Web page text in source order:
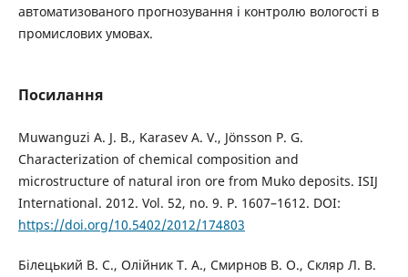
автоматизованого прогнозування і контролю вологості в
промислових умовах.
Посилання
Muwanguzi A. J. B., Karasev A. V., Jönsson P. G.
Characterization of chemical composition and
microstructure of natural iron ore from Muko deposits. ISIJ
International. 2012. Vol. 52, no. 9. P. 1607–1612. DOI:
https://doi.org/10.5402/2012/174803
Білецький В. С., Олійник Т. А., Смирнов В. О., Скляр Л. В.